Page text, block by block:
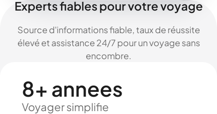
Experts fiables pour votre voyage
Source d'informations fiable, taux de réussite
élevé et assistance 24/7 pour un voyage sans
encombre.
8+ annees
Voyager simplifie